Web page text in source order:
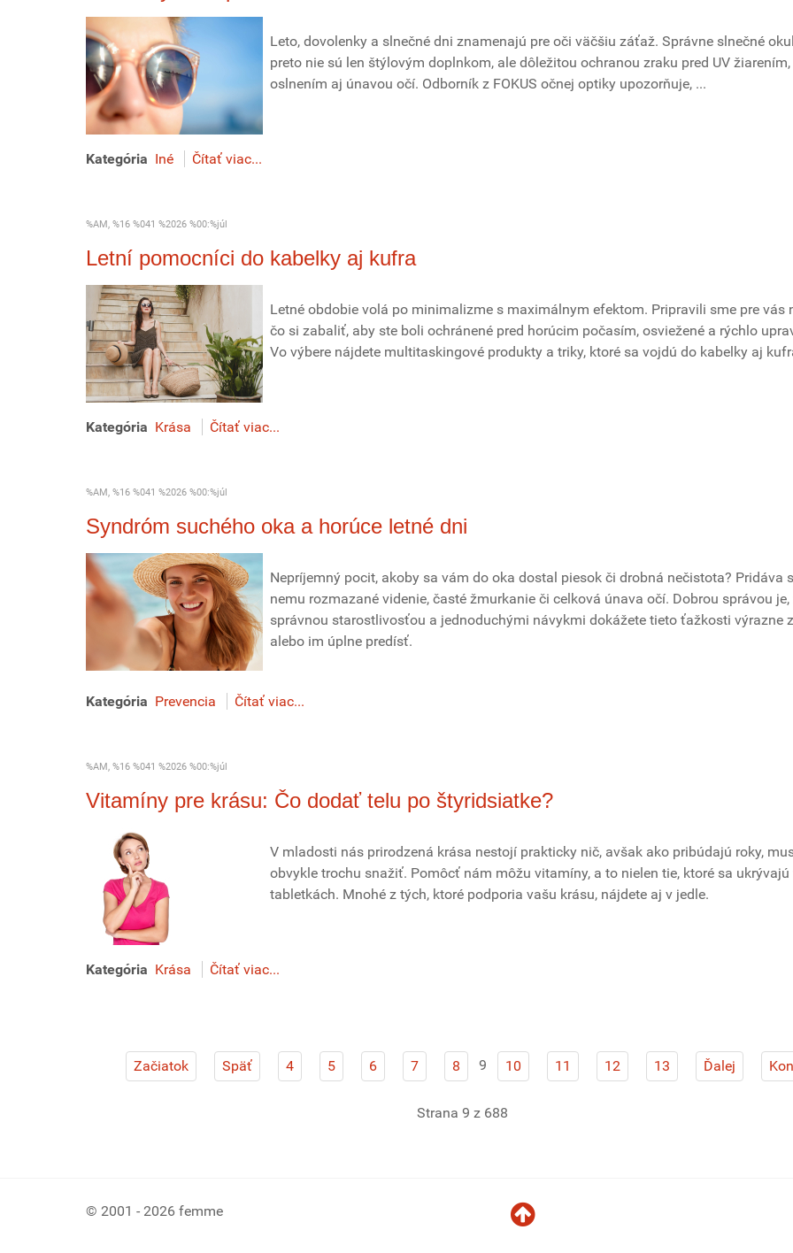
Leto, dovolenky a slnečné dni znamenajú pre oči väčšiu záťaž. Správne slnečné
preto nie sú len štýlovým doplnkom, ale dôležitou ochranou zraku pred UV žiarením,
oslnením aj únavou očí. Odborník z FOKUS očnej optiky upozorňuje, ...
Kategória Iné Čítať viac...
%AM, %16 %041 %2026 %00:%júl
Letní pomocníci do kabelky aj kufra
Letné obdobie volá po minimalizme s maximálnym efektom. Pripravili sme pre vás
čo si zabaliť, aby ste boli ochránené pred horúcim počasím, osviežené a rýchlo
Vo výbere nájdete multitaskingové produkty a triky, ktoré sa vojdú do kabelky aj
Kategória Krása Čítať viac...
%AM, %16 %041 %2026 %00:%júl
Syndróm suchého oka a horúce letné dni
Nepríjemný pocit, akoby sa vám do oka dostal piesok či drobná nečistota? Pridáva
nemu rozmazané videnie, časté žmurkanie či celková únava očí. Dobrou správou je,
správnou starostlivosťou a jednoduchými návykmi dokážete tieto ťažkosti výrazne
alebo im úplne predísť.
Kategória Prevencia Čítať viac...
%AM, %16 %041 %2026 %00:%júl
Vitamíny pre krásu: Čo dodať telu po štyridsiatke?
V mladosti nás prirodzená krása nestojí prakticky nič, avšak ako pribúdajú roky,
obvykle trochu snažiť. Pomôcť nám môžu vitamíny, a to nielen tie, ktoré sa ukrývajú
tabletkách. Mnohé z tých, ktoré podporia vašu krásu, nájdete aj v jedle.
Kategória Krása Čítať viac...
Začiatok Späť 4 5 6 7 8 9 10 11 12 13 Ďalej
Strana 9 z 688
© 2001 - 2026 femme